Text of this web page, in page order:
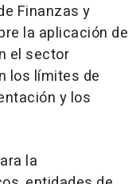
Finanzas y
la aplicación de
el sector
los límites de
y los
la